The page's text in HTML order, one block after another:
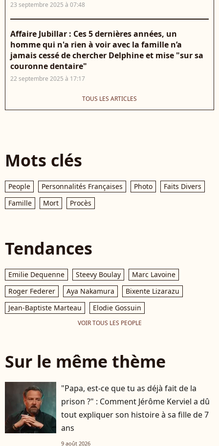
23 septembre 2025 à 07:48
Affaire Jubillar : Ces 5 dernières années, un
homme qui n'a rien à voir avec la famille n’a
jamais cessé de chercher Delphine et mise "sur sa
couronne dentaire"
22 septembre 2025 à 17:17
TOUS LES ARTICLES
Mots clés
People Personnalités Françaises Photo
Faits Divers
Famille
Mort Procès
Tendances
Emilie Dequenne Steevy Boulay
Marc Lavoine
Roger Federer
Aya Nakamura
Bixente Lizarazu
Jean-Baptiste Marteau
Elodie Gossuin
VOIR TOUS LES PEOPLE
Sur le même thème
"Papa, est-ce que tu as déjà fait de la
prison ?" : Comment Jérôme Kerviel a dû
tout expliquer son histoire à sa fille de 7
ans
9 août 2026